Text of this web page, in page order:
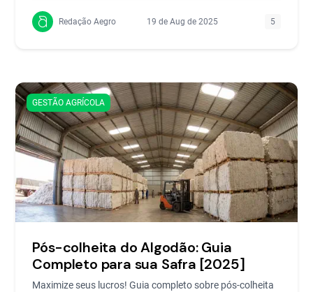
Redação Aegro 19 de Aug de 2025 5
GESTÃO AGRÍCOLA
Pós-colheita do Algodão: Guia
Completo para sua Safra [2025]
Maximize seus lucros! Guia completo sobre pós-colheita